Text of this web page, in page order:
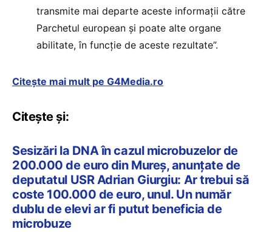
transmite mai departe aceste informaţii către
Parchetul european şi poate alte organe
abilitate, în funcţie de aceste rezultate”.
Citește mai mult pe G4Media.ro
Citește și:
Sesizări la DNA în cazul microbuzelor de
200.000 de euro din Mureș, anunțate de
deputatul USR Adrian Giurgiu: Ar trebui să
coste 100.000 de euro, unul. Un număr
dublu de elevi ar fi putut beneficia de
microbuze